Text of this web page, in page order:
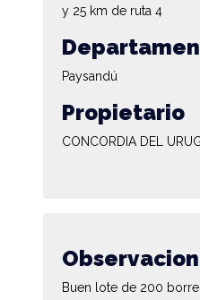
y 25 km de ruta 4
Paysandú
Propietario
CONCORDIA DEL
Buen lote de 200